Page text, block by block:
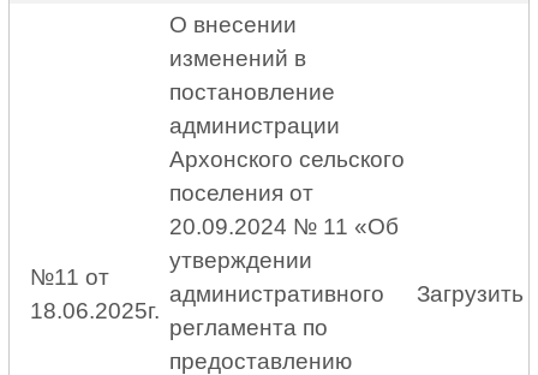
№11 от
18.06.2025г.
О внесении
изменений в
постановление
администрации
Архонского сельского
поселения от
20.09.2024 № 11 «Об
утверждении
административного
регламента по
предоставлению
Загрузить